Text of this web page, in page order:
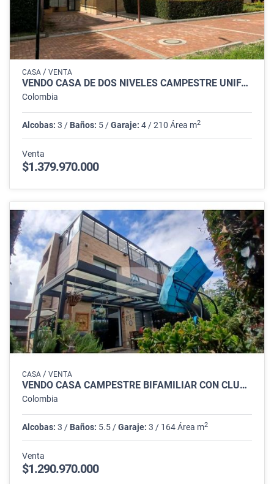
CASA / VENTA
VENDO CASA DE DOS NIVELES CAMPESTRE UNIFAMILAR EN CAJICA
Colombia
Alcobas: 3 / Baños: 5 /Garaje: 4 / 210 Área m2
Venta
$1.379.970.000
CASA / VENTA
VENDO CASA CAMPESTRE BIFAMILIAR CON CLUD HAUSE EN CAJICA
Colombia
Alcobas: 3 / Baños: 5.5 /Garaje: 3 / 164 Área m2
Venta
$1.290.970.000